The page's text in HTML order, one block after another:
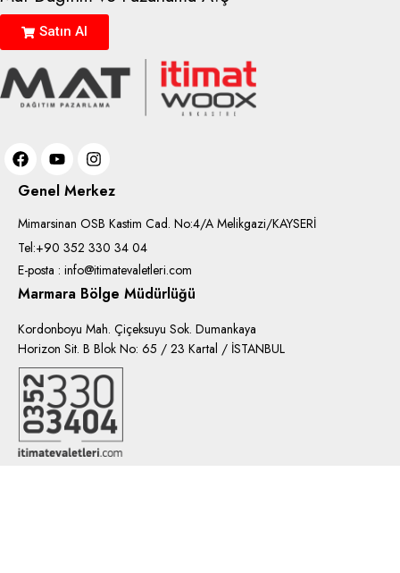
Satın Al
Genel Merkez
Mimarsinan OSB Kastim Cad. No:4/A Melikgazi/KAYSERİ
Tel:+90 352 330 34 04
E-posta : info@itimatevaletleri.com
Marmara Bölge Müdürlüğü
Kordonboyu Mah. Çiçeksuyu Sok. Dumankaya
Horizon Sit. B Blok No: 65 / 23 Kartal / İSTANBUL